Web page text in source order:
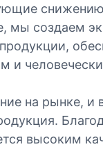
снижению
мы создаем
и
на рынке, и
высоким